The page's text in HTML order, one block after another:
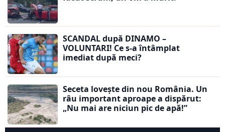
SCANDAL după DINAMO –
VOLUNTARI! Ce s-a întâmplat
imediat după meci?
Seceta lovește din nou România. Un
râu important aproape a dispărut:
„Nu mai are niciun pic de apă!”